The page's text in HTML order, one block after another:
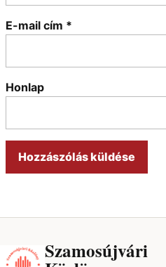
E-mail cím *
Honlap
Szamosújvári